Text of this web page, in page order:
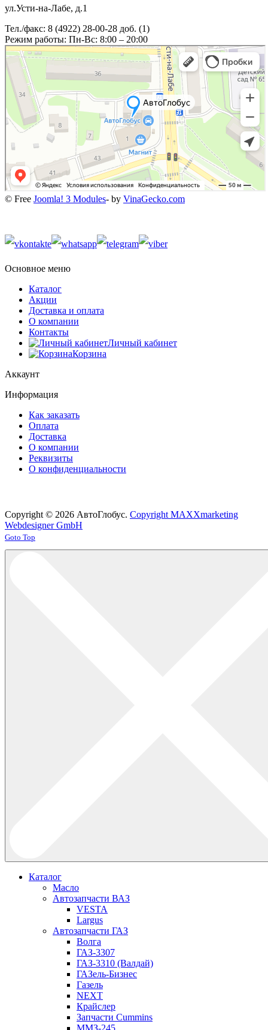
ул.Усти-на-Лабе, д.1
Тел./факс: 8 (4922) 28-00-28 доб. (1)
Режим работы: Пн-Вс: 8:00 – 20:00
© Free Joomla! 3 Modules- by VinaGecko.com
Основное меню
Каталог
Акции
Доставка и оплата
О компании
Контакты
Личный кабинет
Корзина
Аккаунт
Информация
Как заказать
Оплата
Доставка
О компании
Реквизиты
О конфиденциальности
Copyright © 2026 АвтоГлобус. Copyright MAXXmarketing
Webdesigner GmbH
Joomla! 3 Templates
Goto Top
Каталог
Масло
Автозапчасти ВАЗ
VESTA
Largus
Автозапчасти ГАЗ
Волга
ГАЗ-3307
ГАЗ-3310 (Валдай)
ГАЗель-Бизнес
Газель
NEXT
Крайслер
Запчасти Cummins
ММЗ-245